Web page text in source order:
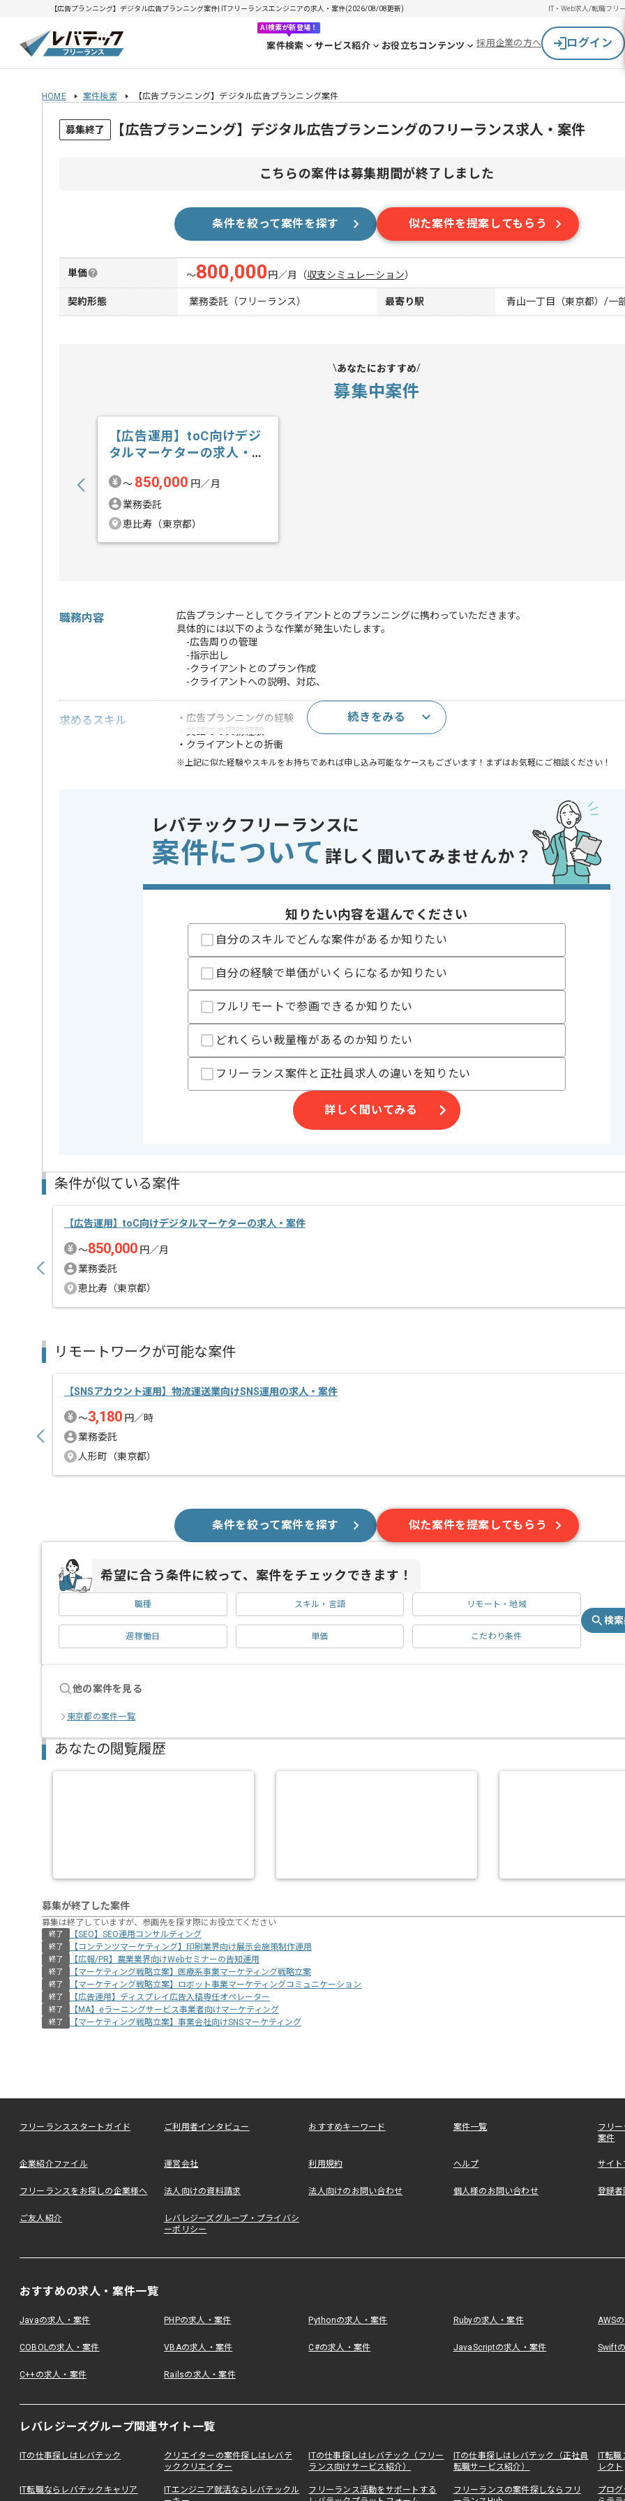
【広告プランニング】デジタル広告プランニング案件| ITフリーランスエンジニアの求人・案件(2026/08/08更新) IT・Web求人/転職フリ
AI検索が新登場！
案件検索 サービス紹介 お役立ちコンテンツ 採用企業の方へ ログイン
HOME 案件検索 【広告プランニング】デジタル広告プランニング案件
募集終了 【広告プランニング】デジタル広告プランニングのフリーランス求人・案件
こちらの案件は募集期間が終了しました
条件を絞って案件を探す 似た案件を提案してもらう
単価 〜800,000 円／月 （収支シミュレーション）
契約形態 業務委託（フリーランス） 最寄り駅 青山一丁目（東京都）/一
あなたにおすすめ
募集中案件
【広告運用】toC向けデジ
タルマーケターの求人・案
〜 850,000 円／月
業務委託
恵比寿（東京都）
職務内容
広告プランナーとしてクライアントとのプランニングに携わっていただきます。
具体的には以下のような作業が発生いたします。
-広告周りの管理
-指示出し
-クライアントとのプラン作成
-クライアントへの説明、対応、
求めるスキル
・広告プランニングの経験
・英語での実務経験
・クライアントとの折衝
※上記に似た経験やスキルをお持ちであれば申し込み可能なケースもございます！まずはお気軽にご相談ください！
精算基準時間
140時間〜180時間
支払いサイト
様々な業界のクライアント向けに広告運用やマーケティング支援を行っている企業での案件です。
プロジェクトは中長期を想定しており、
参画を希望される方にはお勧めの案件となります。
続きをみる
レバテックフリーランスに
案件について 詳しく聞いてみませんか？
知りたい内容を選んでください
自分のスキルでどんな案件があるか知りたい
自分の経験で単価がいくらになるか知りたい
フルリモートで参画できるか知りたい
どれくらい裁量権があるのか知りたい
フリーランス案件と正社員求人の違いを知りたい
詳しく聞いてみる
条件が似ている案件
【広告運用】toC向けデジタルマーケターの求人・案件
〜850,000 円／月
業務委託
恵比寿（東京都）
リモートワークが可能な案件
【SNSアカウント運用】物流運送業向けSNS運用の求人・案件
〜3,180 円／時
業務委託
人形町（東京都）
条件を絞って案件を探す 似た案件を提案してもらう
希望に合う条件に絞って、案件をチェックできます！
職種 スキル・言語 リモート・地域
週稼働日 単価 こだわり条件
検
他の案件を見る
東京都の案件一覧
あなたの閲覧履歴
募集が終了した案件
募集は終了していますが、参画先を探す際にお役立てください
終了 【SEO】SEO運用コンサルティング
終了 【コンテンツマーケティング】印刷業界向け展示会施策制作運用
終了 【広報/PR】農業業界向けWebセミナーの告知運用
終了 【マーケティング戦略立案】医療系事業マーケティング戦略立案
終了 【マーケティング戦略立案】ロボット事業マーケティングコミュニケーション
終了 【広告運用】ディスプレイ広告入稿専任オペレーター
終了 【MA】eラーニングサービス事業者向けマーケティング
終了 【マーケティング戦略立案】事業会社向けSNSマーケティング
フリーランススタートガイド ご利用者インタビュー おすすめキーワード 案件一覧
フリ
案件
企業紹介ファイル 運営会社 利用規約 ヘルプ サイ
フリーランスをお探しの企業様へ 法人向けの資料請求 法人向けのお問い合わせ 個人様のお問い合わせ 登録者
ご友人紹介
レバレジーズグループ・プライバシ
ーポリシー
おすすめの求人・案件一覧
Javaの求人・案件 PHPの求人・案件 Pythonの求人・案件 Rubyの求人・案件 AWS
COBOLの求人・案件 VBAの求人・案件 C#の求人・案件 JavaScriptの求人・案件 Swift
C++の求人・案件 Railsの求人・案件
レバレジーズグループ関連サイト一覧
ITの仕事探しはレバテック
クリエイターの案件探しはレバテ
ッククリエイター
ITの仕事探しはレバテック（フリー
ランス向けサービス紹介）
ITの仕事探しはレバテック（正社員
転職サービス紹介）
IT転
レクト
IT転職ならレバテックキャリア
ITエンジニア就活ならレバテックル
フリーランス活動をサポートする
フリーランスの案件探しならフリ
プロ